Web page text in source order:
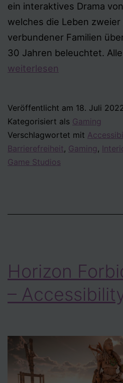
ein interaktives Drama
welches die Leben
verbundener Familien
30 Jahren beleuchtet.
weiterlesen
Veröffentlicht am 18. Juli
Kategorisiert als Gaming
Verschlagwortet mit
Barrierefreiheit, Gaming,
Game Studios
Horizon
–